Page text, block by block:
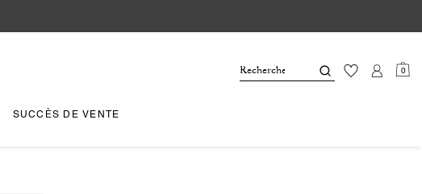
0
SUCCÈS DE VENTE